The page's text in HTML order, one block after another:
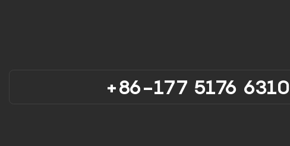
+86-177 5176 6310